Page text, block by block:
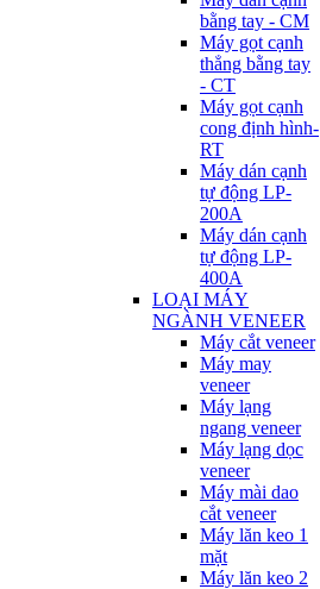
bằng tay - CM
Máy gọt cạnh
thẳng bằng tay
- CT
Máy gọt cạnh
cong định hình-
RT
Máy dán cạnh
tự động LP-
200A
Máy dán cạnh
tự động LP-
400A
LOẠI MÁY
NGÀNH VENEER
Máy cắt veneer
Máy may
veneer
Máy lạng
ngang veneer
Máy lạng dọc
veneer
Máy mài dao
cắt veneer
Máy lăn keo 1
mặt
Máy lăn keo 2